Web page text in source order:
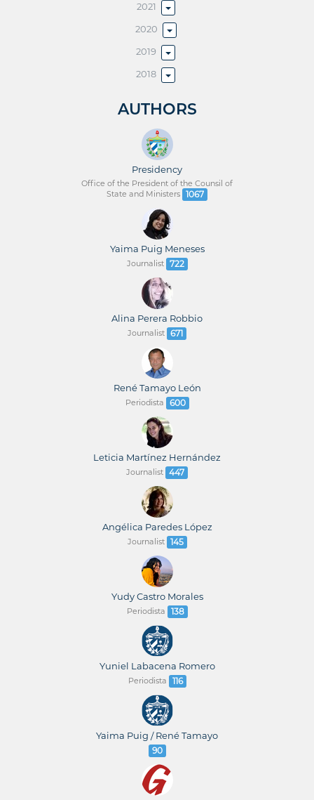
2021
2020
2019
2018
AUTHORS
Presidency
Office of the President of the Counsil of
State and Ministers 1067
Yaima Puig Meneses
Journalist 722
Alina Perera Robbio
Journalist 671
René Tamayo León
Periodista 600
Leticia Martínez Hernández
Journalist 447
Angélica Paredes López
Journalist 145
Yudy Castro Morales
Periodista 138
Yuniel Labacena Romero
Periodista 116
Yaima Puig / René Tamayo
90